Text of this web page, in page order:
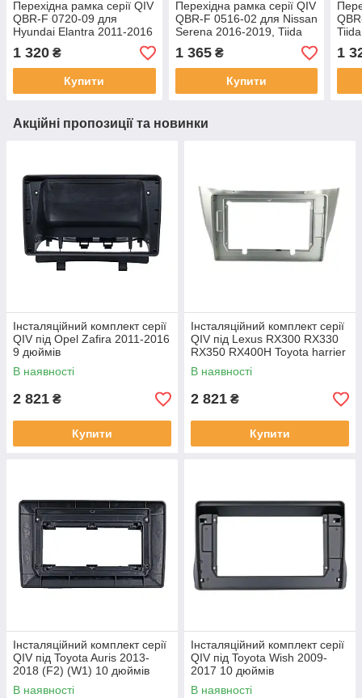
Перехідна рамка серії QIV
QBR-F 0720-09 для
Hyundai Elantra 2011-2016
9 дюймів
1 320 ₴
Купити
Перехідна рамка серії QIV
QBR-F 0516-02 для Nissan
Serena 2016-2019, Tiida
2016+ (F1) 10 дюймів
1 365₴
Купити
10
1
Акційні пропозиції та новинки
Інсталяційний комплект серії
QIV під Opel Zafira 2011-2016
9 дюймів
В наявності
2 821 ₴
Купити
Інсталяційний комплект серії
QIV під Lexus RX300 RX330
RX350 RX400H Toyota harrier
2003-2009 (F2) 10 дюймів
В наявності
2 821 ₴
Купити
Інсталяційний комплект серії
QIV під Toyota Auris 2013-
2018 (F2) (W1) 10 дюймів
В наявності
Інсталяційний комплект серії
QIV під Toyota Wish 2009-
2017 10 дюймів
В наявності